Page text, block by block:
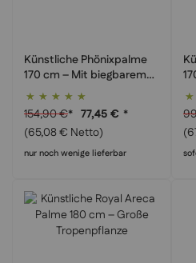
Künstliche Phönixpalme
170 cm – Mit biegbarem
Stamm individuell
formbar / 2. Wahl
Bewertung:
100%
154,90 €* 77,45 € *
(65,08 € Netto)
nur noch wenige lieferbar